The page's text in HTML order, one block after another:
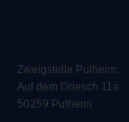
Zweigstelle Pulheim:
Auf dem Driesch 11a
50259 Pulheim